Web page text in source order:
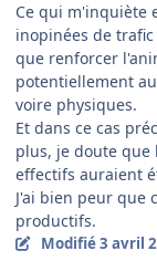
Ce qui m'inquiète
inopinées de
que renforcer
potentiellement
voire physiques.
Et dans ce cas
plus, je doute que
effectifs auraient
J'ai bien peur que
productifs.
Modifié3 avril